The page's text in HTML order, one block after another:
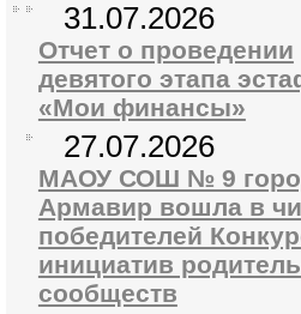
31.07.2026
Отчет о проведении
девятого этапа
«Мои финансы»
27.07.2026
МАОУ СОШ № 9
Армавир вошла в
победителей
инициатив
сообществ